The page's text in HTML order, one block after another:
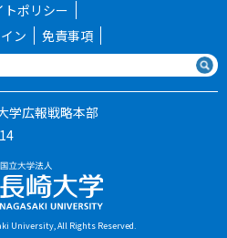
トポリシー
ン
免責事項
学広報戦略本部
University, All Rights Reserved.